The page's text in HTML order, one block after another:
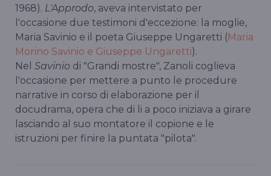
1968). L'Approdo, aveva intervistato per
l'occasione due testimoni d'eccezione: la moglie,
Maria Savinio e il poeta Giuseppe Ungaretti (Maria
Morino Savinio e Giuseppe Ungaretti).
Nel Savinio di "Grandi mostre", Zanoli coglieva
l'occasione per mettere a punto le procedure
narrative in corso di elaborazione per il
docudrama, opera che di li a poco iniziava a girare
lasciando al suo montatore il copione e le
istruzioni per finire la puntata "pilota".